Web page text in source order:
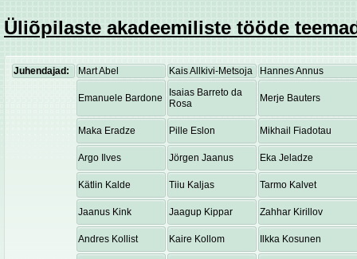
Üliõpilaste akadeemiliste tööde
Juhendajad: Mart Abel Kais Allkivi-Metsoja Hannes Annus
Emanuele Bardone
Isaias Barreto da
Rosa
Merje Bauters
Maka Eradze Pille Eslon Mikhail Fiadotau
Argo Ilves Jörgen Jaanus Eka Jeladze
Kätlin Kalde Tiiu Kaljas Tarmo Kalvet
Jaanus Kink Jaagup Kippar Zahhar Kirillov
Andres Kollist Kaire Kollom Ilkka Kosunen